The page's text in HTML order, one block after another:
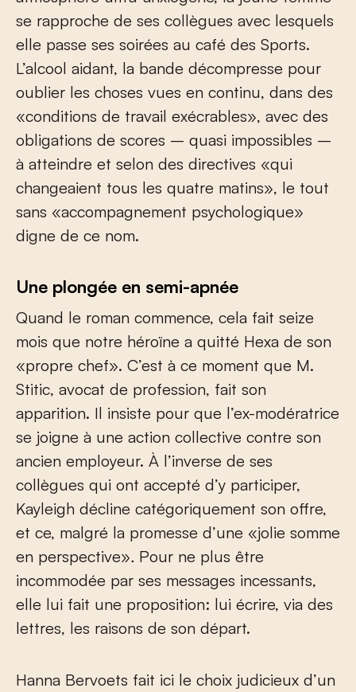
se rapproche de ses collègues avec lesquels
elle passe ses soirées au café des Sports.
L’alcool aidant, la bande décompresse pour
oublier les choses vues en continu, dans des
«conditions de travail exécrables», avec des
obligations de scores – quasi impossibles –
à atteindre et selon des directives «qui
changeaient tous les quatre matins», le tout
sans «accompagnement psychologique»
digne de ce nom.
Une plongée en semi-apnée
Quand le roman commence, cela fait seize
mois que notre héroïne a quitté Hexa de son
«propre chef». C’est à ce moment que M.
Stitic, avocat de profession, fait son
apparition. Il insiste pour que l’ex-modératrice
se joigne à une action collective contre son
ancien employeur. À l’inverse de ses
collègues qui ont accepté d’y participer,
Kayleigh décline catégoriquement son offre,
et ce, malgré la promesse d’une «jolie somme
en perspective». Pour ne plus être
incommodée par ses messages incessants,
elle lui fait une proposition: lui écrire, via des
lettres, les raisons de son départ.
Hanna Bervoets fait ici le choix judicieux d’un